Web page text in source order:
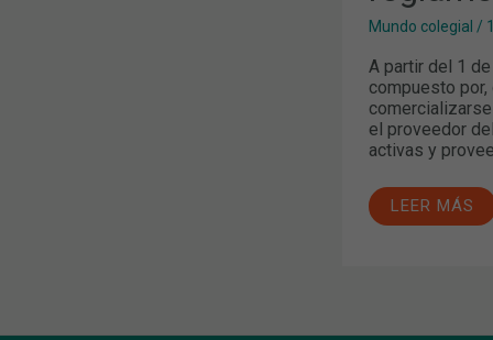
Mundo colegial /
A partir del 1
compuesto por,
el proveedor
activas y
LEER MÁS